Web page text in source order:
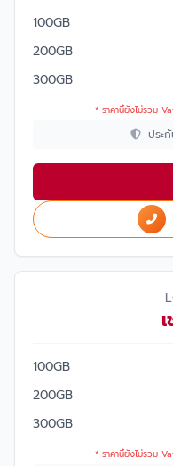
100GB
200GB
300GB
* ราคานี้ยังไม่รวม
ประ
100GB
200GB
300GB
* ราคานี้ยังไม่รวม